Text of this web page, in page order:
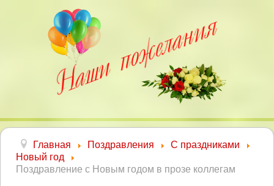
Главная Поздравления
С праздниками
Новый год
Поздравление с Новым годом в прозе коллегам